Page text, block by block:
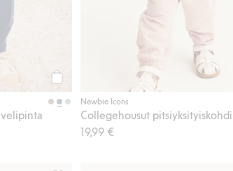
Osta
Newbie Icons
Collegehousut
19,99 €